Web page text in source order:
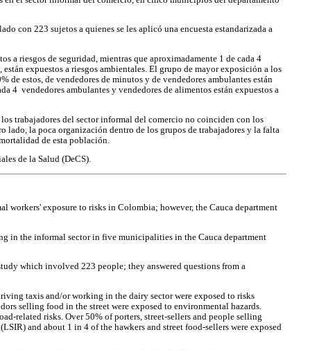
con 223 sujetos a quienes se les aplicó una encuesta estandarizada a
a riesgos de seguridad, mientras que aproximadamente 1 de cada 4
expuestos a riesgos ambientales. El grupo de mayor exposición a los
de estos, de vendedores de minutos y de vendedores ambulantes están
4 vendedores ambulantes y vendedores de alimentos están expuestos a
trabajadores del sector informal del comercio no coinciden con los
la poca organización dentro de los grupos de trabajadores y la falta
de esta población.
de la Salud (DeCS).
workers' exposure to risks in Colombia; however, the Cauca department
in the informal sector in five municipalities in the Cauca department
which involved 223 people; they answered questions from a
taxis and/or working in the dairy sector were exposed to risks
selling food in the street were exposed to environmental hazards.
related risks. Over 50% of porters, street-sellers and people selling
(LSIR) and about 1 in 4 of the hawkers and street food-sellers were exposed